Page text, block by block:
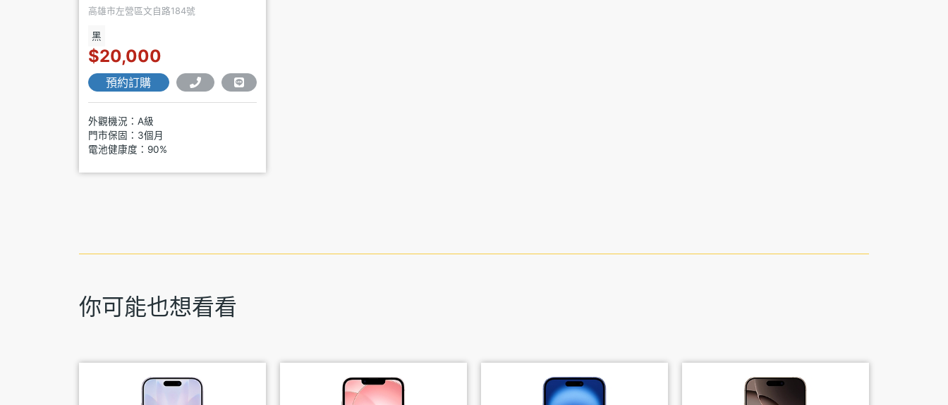
高雄市左營區文自路184號
黑
$20,000
預約訂購
外觀機況：A級
門市保固：3個月
電池健康度：90%
你可能也想看看